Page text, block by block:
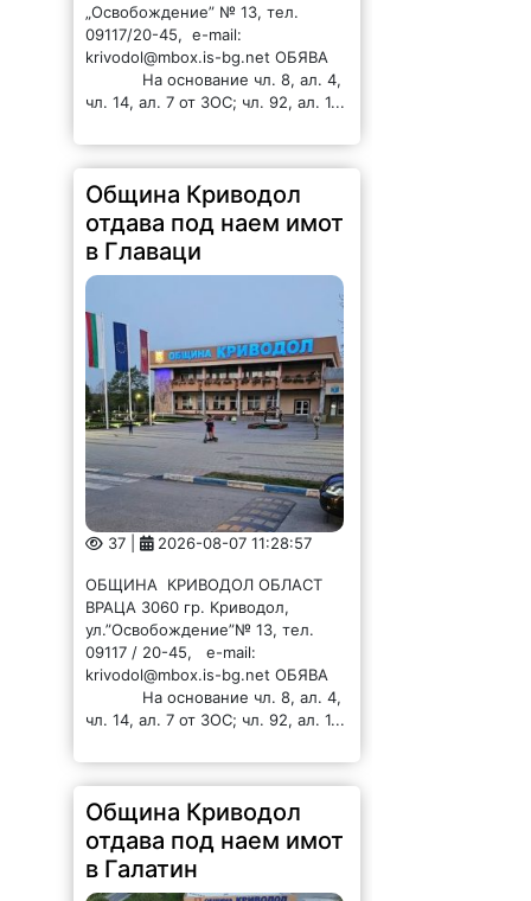
„Освобождение” № 13, тел.
09117/20-45, e-mail:
krivodol@mbox.is-bg.net ОБЯВА
На основание чл. 8, ал. 4,
чл. 14, ал. 7 от ЗОС; чл. 92, ал. 1...
Община Криводол
отдава под наем имот
в Главаци
37 | 2026-08-07 11:28:57
ОБЩИНА КРИВОДОЛ ОБЛАСТ
ВРАЦА 3060 гр. Криводол,
ул.”Освобождение”№ 13, тел.
09117 / 20-45, e-mail:
krivodol@mbox.is-bg.net ОБЯВА
На основание чл. 8, ал. 4,
чл. 14, ал. 7 от ЗОС; чл. 92, ал. 1...
Община Криводол
отдава под наем имот
в Галатин